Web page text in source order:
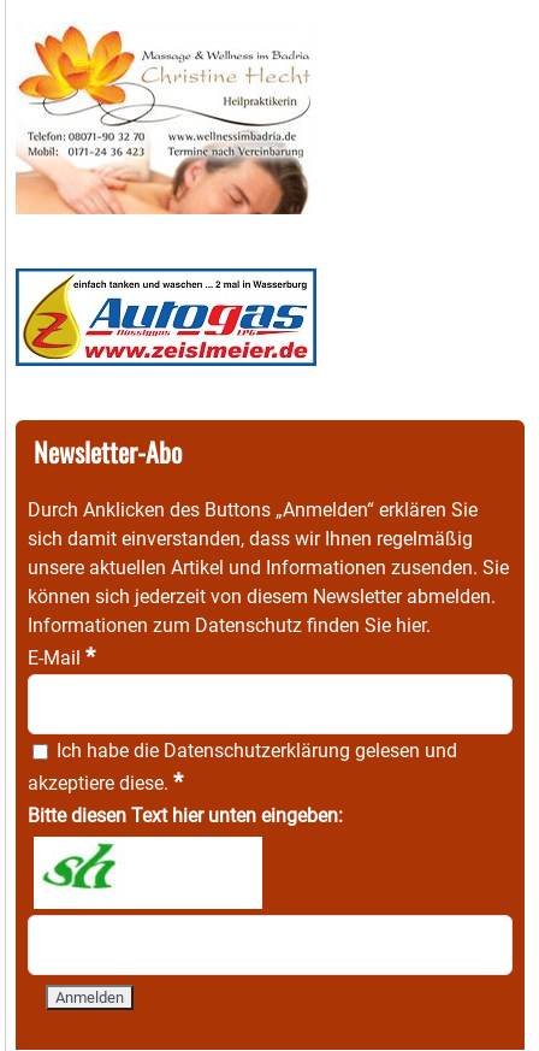
Newsletter-Abo
Durch Anklicken des Buttons „Anmelden“ erklären Sie
sich damit einverstanden, dass wir Ihnen regelmäßig
unsere aktuellen Artikel und Informationen zusenden. Sie
können sich jederzeit von diesem Newsletter abmelden.
Informationen zum Datenschutz finden Sie hier.
E-Mail *
Ich habe die Datenschutzerklärung gelesen und
akzeptiere diese. *
Bitte diesen Text hier unten eingeben: